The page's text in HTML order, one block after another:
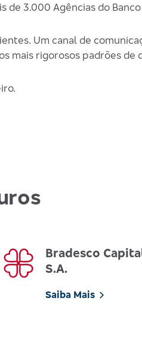
3.000 Agências do Banco
Um canal de
mais rigorosos padrões de
Bradesco
S.A.
Saiba Mais